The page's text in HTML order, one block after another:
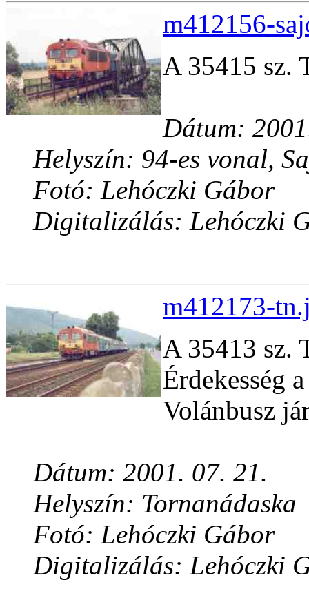
m412156-
A 35415 sz.
Dátum:
Helyszín: 94-es vonal,
Fotó: Lehóczki Gábor
Digitalizálás: Lehóczki
m412173-
A 35413 sz.
Érdekesség
Volánbusz
Dátum: 2001. 07. 21.
Helyszín: Tornanádaska
Fotó: Lehóczki Gábor
Digitalizálás: Lehóczki